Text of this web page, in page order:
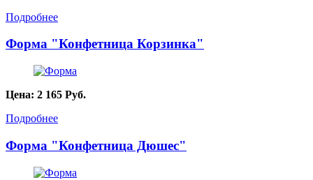
Подробнее
Форма "Конфетница Корзинка"
Цена: 2 165 Руб.
Подробнее
Форма "Конфетница Дюшес"